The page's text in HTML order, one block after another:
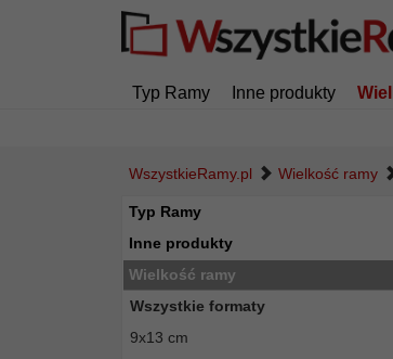
Typ Ramy Inne produkty
WszystkieRamy.pl Wielkość ramy
Typ Ramy
Inne produkty
Wielkość ramy
Wszystkie formaty
9x13 cm